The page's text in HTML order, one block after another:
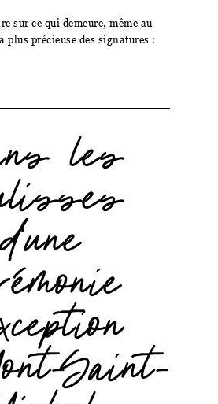
sur ce qui demeure, même au
plus précieuse des signatures :
les
d'une
Saint-